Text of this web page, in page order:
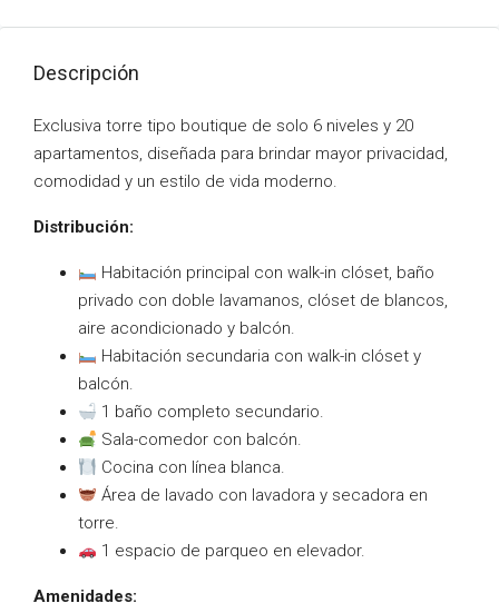
Descripción
Exclusiva torre tipo boutique de solo 6 niveles y 20
apartamentos, diseñada para brindar mayor privacidad,
comodidad y un estilo de vida moderno.
Distribución:
Habitación principal con walk-in clóset, baño
privado con doble lavamanos, clóset de blancos,
aire acondicionado y balcón.
Habitación secundaria con walk-in clóset y
balcón.
1 baño completo secundario.
Sala-comedor con balcón.
Cocina con línea blanca.
Área de lavado con lavadora y secadora en
torre.
1 espacio de parqueo en elevador.
Amenidades: